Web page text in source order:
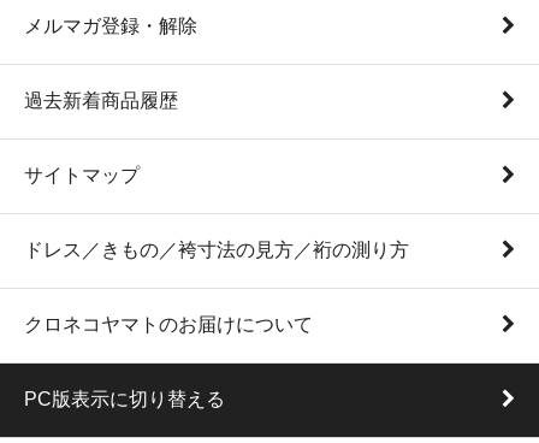
メルマガ登録・解除
過去新着商品履歴
サイトマップ
ドレス／きもの／袴寸法の見方／裄の測り方
クロネコヤマトのお届けについて
PC版表示に切り替える